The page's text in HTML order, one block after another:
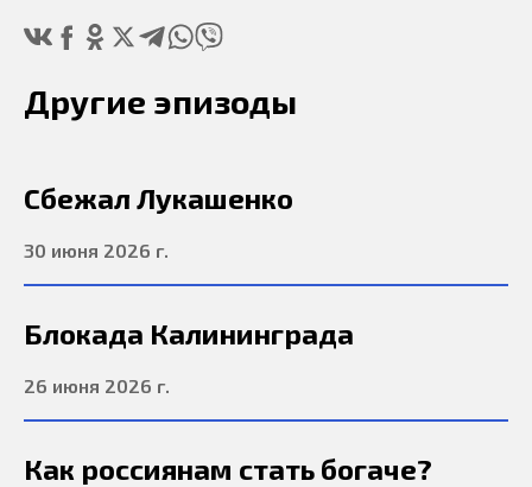
Другие эпизоды
Сбежал Лукашенко
30 июня 2026 г.
Блокада Калининграда
26 июня 2026 г.
Как россиянам стать богаче?